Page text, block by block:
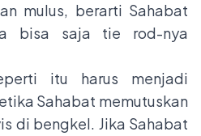
mulus, berarti Sahabat
bisa saja tie rod-nya
itu harus menjadi
Sahabat memutuskan
di bengkel. Jika Sahabat